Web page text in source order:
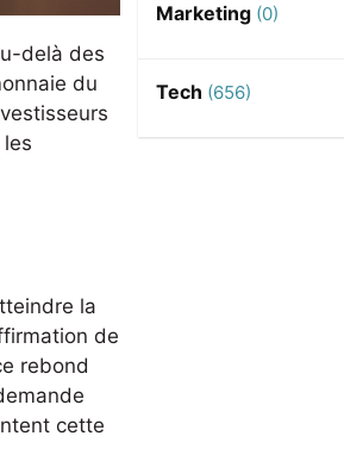
delà des
du
la
de
rebond
cette
Marketing (0)
Tech (656)